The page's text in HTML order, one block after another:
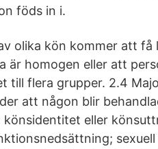
föds in i.
olika kön kommer att få
homogen eller att
till flera grupper. 2.4
att någon blir
eller
sexuell